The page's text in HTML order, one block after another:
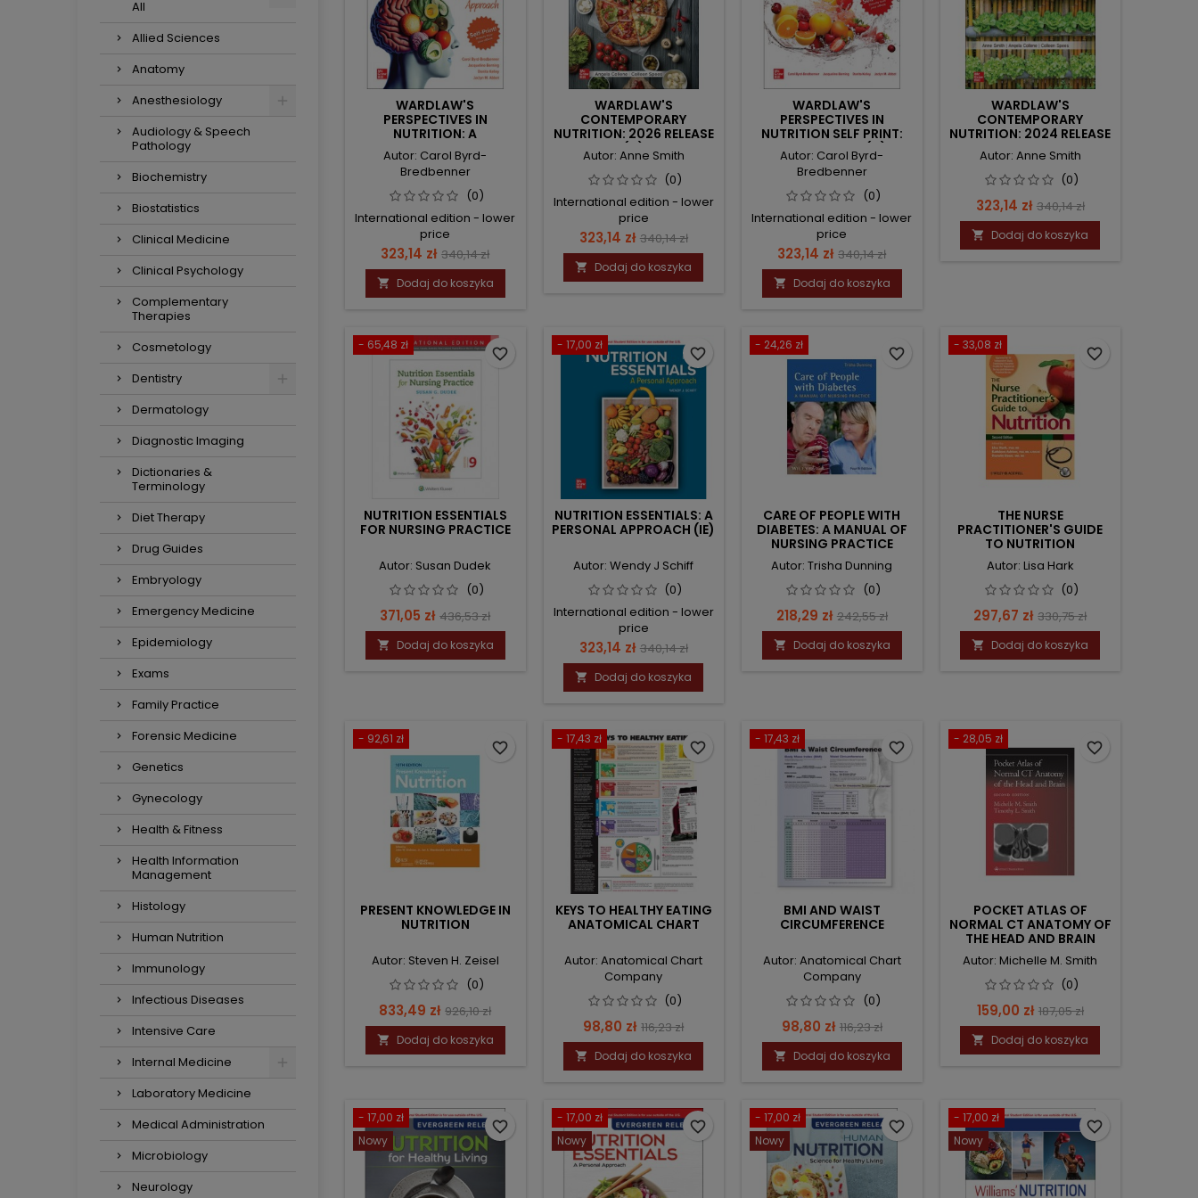
All
Allied Sciences
Anatomy
Anesthesiology
Audiology & Speech
Pathology
Biochemistry
Biostatistics
Clinical Medicine
Clinical Psychology
Complementary
Therapies
Cosmetology
Dentistry
Dermatology
Diagnostic Imaging
Dictionaries &
Terminology
Diet Therapy
Drug Guides
Embryology
Emergency Medicine
Epidemiology
Exams
Family Practice
Forensic Medicine
Genetics
Gynecology
Health & Fitness
Health Information
Management
Histology
Human Nutrition
Immunology
Infectious Diseases
Intensive Care
Internal Medicine
Laboratory Medicine
Medical Administration
Microbiology
Neurology
WARDLAW'S
PERSPECTIVES IN
NUTRITION: A
FUNCTIONAL APPROACH
SELF PRINT: 2026 RELEASE
(IE)
Autor: Carol Byrd-
Bredbenner
(0)
International edition - lower
price
Cena
323,14 zł Cena
podstawowa
340,14 zł
 Dodaj do koszyka
WARDLAW'S
CONTEMPORARY
NUTRITION: 2026 RELEASE
(IE)
Autor: Anne Smith
(0)
International edition - lower
price
Cena
323,14 zł Cena
podstawowa
340,14 zł
 Dodaj do koszyka
WARDLAW'S
PERSPECTIVES IN
NUTRITION SELF PRINT:
2026 RELEASE (IE)
Autor: Carol Byrd-
Bredbenner
(0)
International edition - lower
price
Cena
323,14 zł Cena
podstawowa
340,14 zł
 Dodaj do koszyka
WARDLAW'S
CONTEMPORARY
NUTRITION: 2024 RELEASE
ISE
Autor: Anne Smith
(0)
Cena
323,14 zł Cena
podstawowa
340,14 zł
 Dodaj do koszyka
- 65,48 zł
NUTRITION ESSENTIALS
FOR NURSING PRACTICE
Autor: Susan Dudek
(0)
Cena
371,05 zł Cena
podstawowa
436,53 zł
 Dodaj do koszyka
favorite_border
- 17,00 zł
NUTRITION ESSENTIALS: A
PERSONAL APPROACH (IE)
Autor: Wendy J Schiff
(0)
International edition - lower
price
Cena
323,14 zł Cena
podstawowa
340,14 zł
 Dodaj do koszyka
favorite_border
- 24,26 zł
CARE OF PEOPLE WITH
DIABETES: A MANUAL OF
NURSING PRACTICE
Autor: Trisha Dunning
(0)
Cena
218,29 zł Cena
podstawowa
242,55 zł
 Dodaj do koszyka
favorite_border
- 33,08 zł
THE NURSE
PRACTITIONER'S GUIDE
TO NUTRITION
Autor: Lisa Hark
(0)
Cena
297,67 zł Cena
podstawowa
330,75 zł
 Dodaj do koszyka
favorite_border
- 92,61 zł
PRESENT KNOWLEDGE IN
NUTRITION
Autor: Steven H. Zeisel
(0)
Cena
833,49 zł Cena
podstawowa
926,10 zł
 Dodaj do koszyka
favorite_border
- 17,43 zł
KEYS TO HEALTHY EATING
ANATOMICAL CHART
Autor: Anatomical Chart
Company
(0)
Cena
98,80 zł Cena
podstawowa
116,23 zł
 Dodaj do koszyka
favorite_border
- 17,43 zł
BMI AND WAIST
CIRCUMFERENCE
Autor: Anatomical Chart
Company
(0)
Cena
98,80 zł Cena
podstawowa
116,23 zł
 Dodaj do koszyka
favorite_border
- 28,05 zł
POCKET ATLAS OF
NORMAL CT ANATOMY OF
THE HEAD AND BRAIN
Autor: Michelle M. Smith
(0)
Cena
159,00 zł Cena
podstawowa
187,05 zł
 Dodaj do koszyka
favorite_border
- 17,00 zł
Nowy
favorite_border
- 17,00 zł
Nowy
favorite_border
- 17,00 zł
Nowy
favorite_border
- 17,00 zł
Nowy
favorite_border